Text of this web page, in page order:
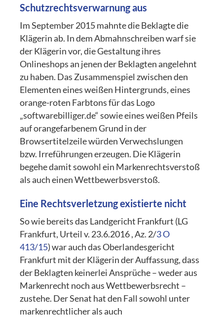
Schutzrechtsverwarnung aus
Im September 2015 mahnte die Beklagte die
Klägerin ab. In dem Abmahnschreiben warf sie
der Klägerin vor, die Gestaltung ihres
Onlineshops an jenen der Beklagten angelehnt
zu haben. Das Zusammenspiel zwischen den
Elementen eines weißen Hintergrunds, eines
orange-roten Farbtons für das Logo
„softwarebilliger.de“ sowie eines weißen Pfeils
auf orangefarbenem Grund in der
Browsertitelzeile würden Verwechslungen
bzw. Irreführungen erzeugen. Die Klägerin
begehe damit sowohl ein Markenrechtsverstoß
als auch einen Wettbewerbsverstoß.
Eine Rechtsverletzung existierte nicht
So wie bereits das Landgericht Frankfurt (LG
Frankfurt, Urteil v. 23.6.2016, Az. 2/3 O
413/15) war auch das Oberlandesgericht
Frankfurt mit der Klägerin der Auffassung, dass
der Beklagten keinerlei Ansprüche – weder aus
Markenrecht noch aus Wettbewerbsrecht –
zustehe. Der Senat hat den Fall sowohl unter
markenrechtlicher als auch